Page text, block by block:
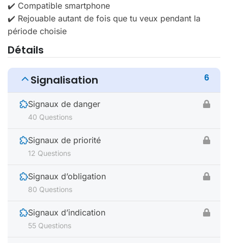
✔️ Compatible smartphone
✔️ Rejouable autant de fois que tu veux pendant la
période choisie
Détails
Signalisation 6
Signaux de danger
40 Questions
Signaux de priorité
12 Questions
Signaux d’obligation
80 Questions
Signaux d’indication
55 Questions